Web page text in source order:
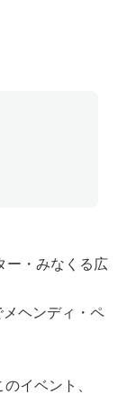
ー・みなくる広
メヘンディ・ペ
イベント、